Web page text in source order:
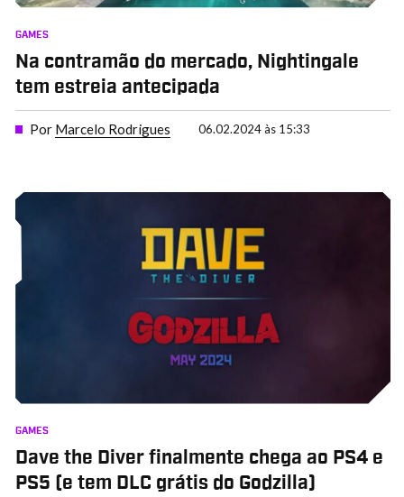
GAMES
Na contramão do mercado, Nightingale
tem estreia antecipada
Por Marcelo Rodrigues 06.02.2024 às 15:33
GAMES
Dave the Diver finalmente chega ao PS4 e
PS5 (e tem DLC grátis do Godzilla)